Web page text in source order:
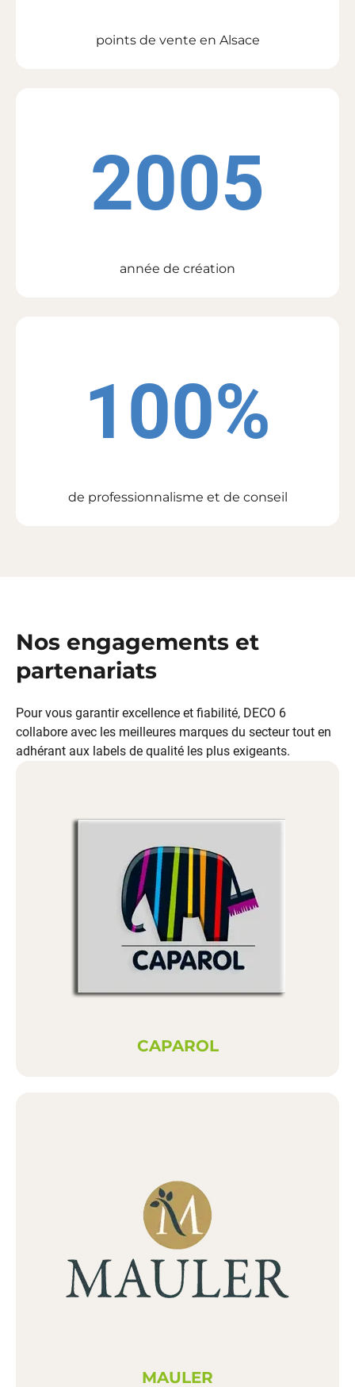
points de vente en Alsace
année de création
2005
de professionnalisme et de conseil
100%
Nos engagements et
partenariats
Pour vous garantir excellence et fiabilité, DECO 6
collabore avec les meilleures marques du secteur tout en
adhérant aux labels de qualité les plus exigeants.
CAPAROL
MAULER